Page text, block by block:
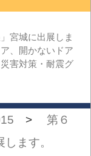
宮城に出展しま
、開かないドア
害対策・耐震グ
> 第６
ます。